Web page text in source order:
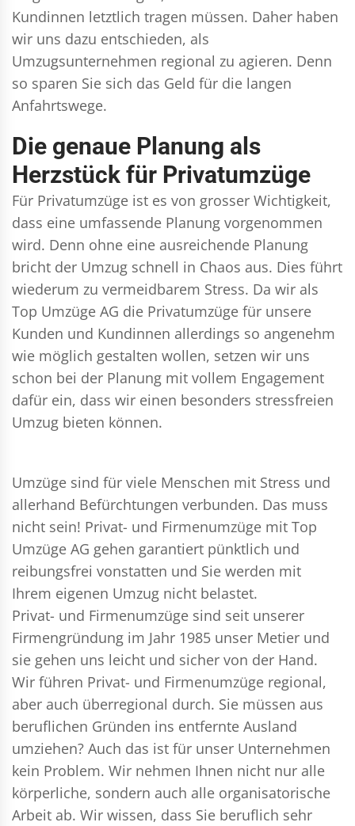
Kundinnen letztlich tragen müssen. Daher haben
wir uns dazu entschieden, als
Umzugsunternehmen regional zu agieren. Denn
so sparen Sie sich das Geld für die langen
Anfahrtswege.
Die genaue Planung als
Herzstück für Privatumzüge
Für Privatumzüge ist es von grosser Wichtigkeit,
dass eine umfassende Planung vorgenommen
wird. Denn ohne eine ausreichende Planung
bricht der Umzug schnell in Chaos aus. Dies führt
wiederum zu vermeidbarem Stress. Da wir als
Top Umzüge AG die Privatumzüge für unsere
Kunden und Kundinnen allerdings so angenehm
wie möglich gestalten wollen, setzen wir uns
schon bei der Planung mit vollem Engagement
dafür ein, dass wir einen besonders stressfreien
Umzug bieten können.
Umzüge sind für viele Menschen mit Stress und
allerhand Befürchtungen verbunden. Das muss
nicht sein! Privat- und Firmenumzüge mit Top
Umzüge AG gehen garantiert pünktlich und
reibungsfrei vonstatten und Sie werden mit
Ihrem eigenen Umzug nicht belastet.
Privat- und Firmenumzüge sind seit unserer
Firmengründung im Jahr 1985 unser Metier und
sie gehen uns leicht und sicher von der Hand.
Wir führen Privat- und Firmenumzüge regional,
aber auch überregional durch. Sie müssen aus
beruflichen Gründen ins entfernte Ausland
umziehen? Auch das ist für unser Unternehmen
kein Problem. Wir nehmen Ihnen nicht nur alle
körperliche, sondern auch alle organisatorische
Arbeit ab. Wir wissen, dass Sie beruflich sehr